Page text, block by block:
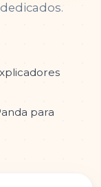
para